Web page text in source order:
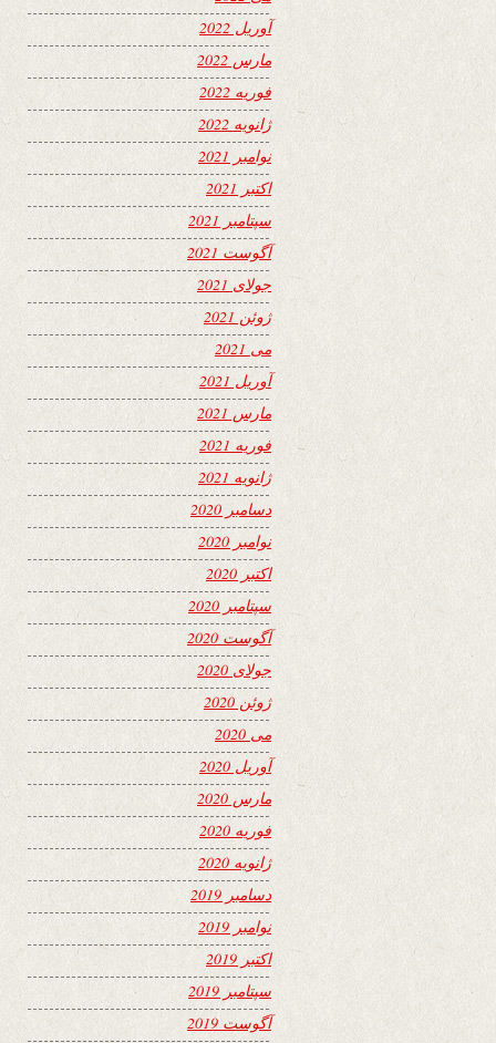
آوریل 2022
مارس 2022
فوریه 2022
ژانویه 2022
نوامبر 2021
اکتبر 2021
سپتامبر 2021
آگوست 2021
جولای 2021
ژوئن 2021
می 2021
آوریل 2021
مارس 2021
فوریه 2021
ژانویه 2021
دسامبر 2020
نوامبر 2020
اکتبر 2020
سپتامبر 2020
آگوست 2020
جولای 2020
ژوئن 2020
می 2020
آوریل 2020
مارس 2020
فوریه 2020
ژانویه 2020
دسامبر 2019
نوامبر 2019
اکتبر 2019
سپتامبر 2019
آگوست 2019